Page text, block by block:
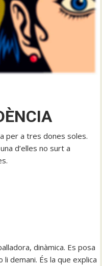
per a tres dones soles.
d’elles no surt a
dinàmica. Es posa
demani. És la que explica